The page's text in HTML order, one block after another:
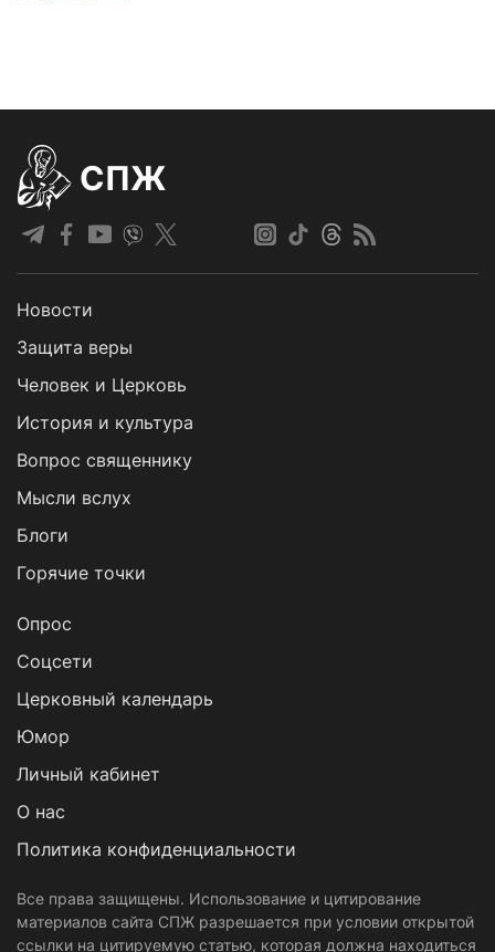
СПЖ
Новости
Защита веры
Человек и Церковь
История и культура
Вопрос священнику
Мысли вслух
Блоги
Горячие точки
Опрос
Cоцсети
Церковный календарь
Юмор
Личный кабинет
О нас
Политика конфиденциальности
Все права защищены. Использование и цитирование
материалов сайта СПЖ разрешается при условии открытой
ссылки на цитируемую статью, которая должна находиться